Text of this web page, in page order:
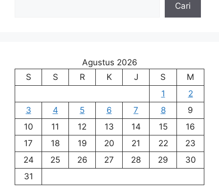
Cari
Agustus 2026
S
S R K J S
M
1
2
3
4 5 6 7 8
9
10
11 12 13 14 15
16
17
18 19 20 21 22
23
24
25 26 27 28 29
30
31